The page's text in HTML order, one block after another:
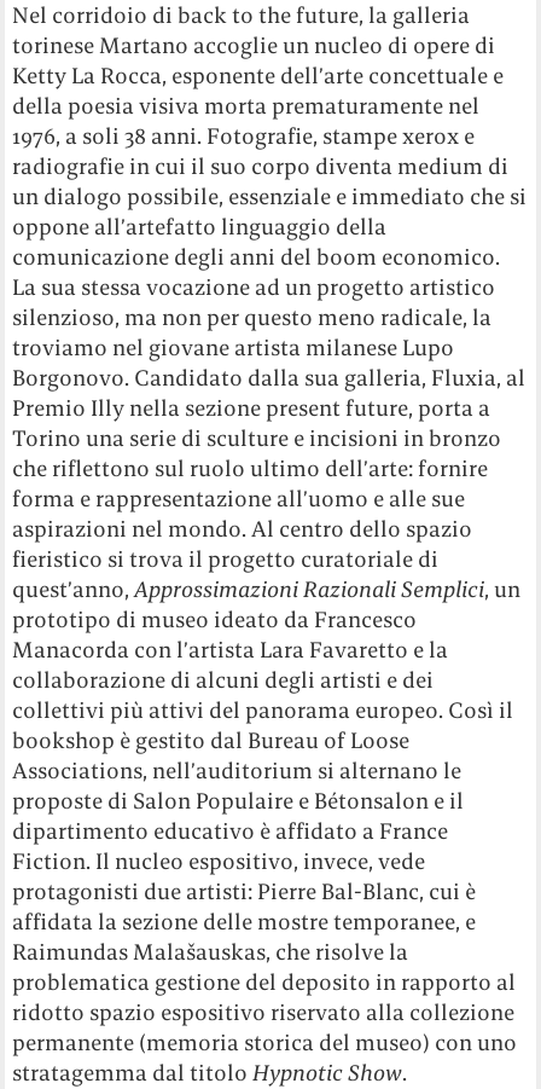
Nel corridoio di back to the future, la galleria
torinese Martano accoglie un nucleo di opere di
Ketty La Rocca, esponente dell’arte concettuale e
della poesia visiva morta prematuramente nel
1976, a soli 38 anni. Fotografie, stampe xerox e
radiografie in cui il suo corpo diventa medium di
un dialogo possibile, essenziale e immediato che si
oppone all’artefatto linguaggio della
comunicazione degli anni del boom economico.
La sua stessa vocazione ad un progetto artistico
silenzioso, ma non per questo meno radicale, la
troviamo nel giovane artista milanese Lupo
Borgonovo. Candidato dalla sua galleria, Fluxia, al
Premio Illy nella sezione present future, porta a
Torino una serie di sculture e incisioni in bronzo
che riflettono sul ruolo ultimo dell’arte: fornire
forma e rappresentazione all’uomo e alle sue
aspirazioni nel mondo. Al centro dello spazio
fieristico si trova il progetto curatoriale di
quest’anno,Approssimazioni Razionali Semplici, un
prototipo di museo ideato da Francesco
Manacorda con l’artista Lara Favaretto e la
collaborazione di alcuni degli artisti e dei
collettivi più attivi del panorama europeo. Così il
bookshop è gestito dal Bureau of Loose
Associations, nell’auditorium si alternano le
proposte di Salon Populaire e Bétonsalon e il
dipartimento educativo è affidato a France
Fiction. Il nucleo espositivo, invece, vede
protagonisti due artisti: Pierre Bal-Blanc, cui è
affidata la sezione delle mostre temporanee, e
Raimundas Malašauskas, che risolve la
problematica gestione del deposito in rapporto al
ridotto spazio espositivo riservato alla collezione
permanente (memoria storica del museo) con uno
stratagemma dal titoloHypnotic Show.